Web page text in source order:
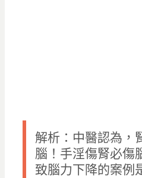
解析：中醫認為，
腦！手淫傷腎必傷
致腦力下降的案例